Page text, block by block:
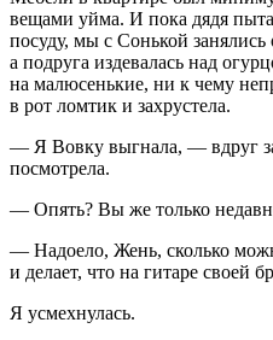
вещами уйма. И пока дядя
посуду, мы с Сонькой занялись
а подруга издевалась над
на малюсенькие, ни к чему
в рот ломтик и захрустела.
— Я Вовку выгнала, — вдруг
посмотрела.
— Опять? Вы же только
— Надоело, Жень, сколько
и делает, что на гитаре своей
Я усмехнулась.